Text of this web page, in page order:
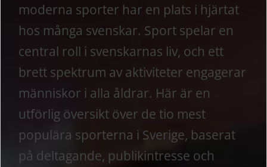
moderna sporter har en plats i hjärtat
hos många svenskar. Sport spelar en
central roll i svenskarnas liv, och ett
brett spektrum av aktiviteter engagerar
människor i alla åldrar. Här är en
utförlig översikt över de tio mest
populära sporterna i Sverige, baserat
på deltagande, publikintresse och